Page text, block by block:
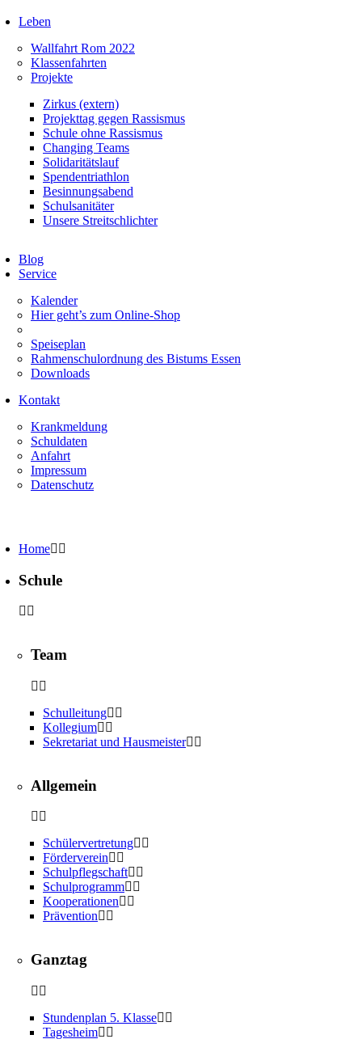
Leben
Wallfahrt Rom 2022
Klassenfahrten
Projekte
Zirkus (extern)
Projekttag gegen Rassismus
Schule ohne Rassismus
Changing Teams
Solidaritätslauf
Spendentriathlon
Besinnungsabend
Schulsanitäter
Unsere Streitschlichter
Blog
Service
Kalender
Hier geht’s zum Online-Shop
Speiseplan
Rahmenschulordnung des Bistums Essen
Downloads
Kontakt
Krankmeldung
Schuldaten
Anfahrt
Impressum
Datenschutz
Home
Schule
Team
Schulleitung
Kollegium
Sekretariat und Hausmeister
Allgemein
Schülervertretung
Förderverein
Schulpflegschaft
Schulprogramm
Kooperationen
Prävention
Ganztag
Stundenplan 5. Klasse
Tagesheim